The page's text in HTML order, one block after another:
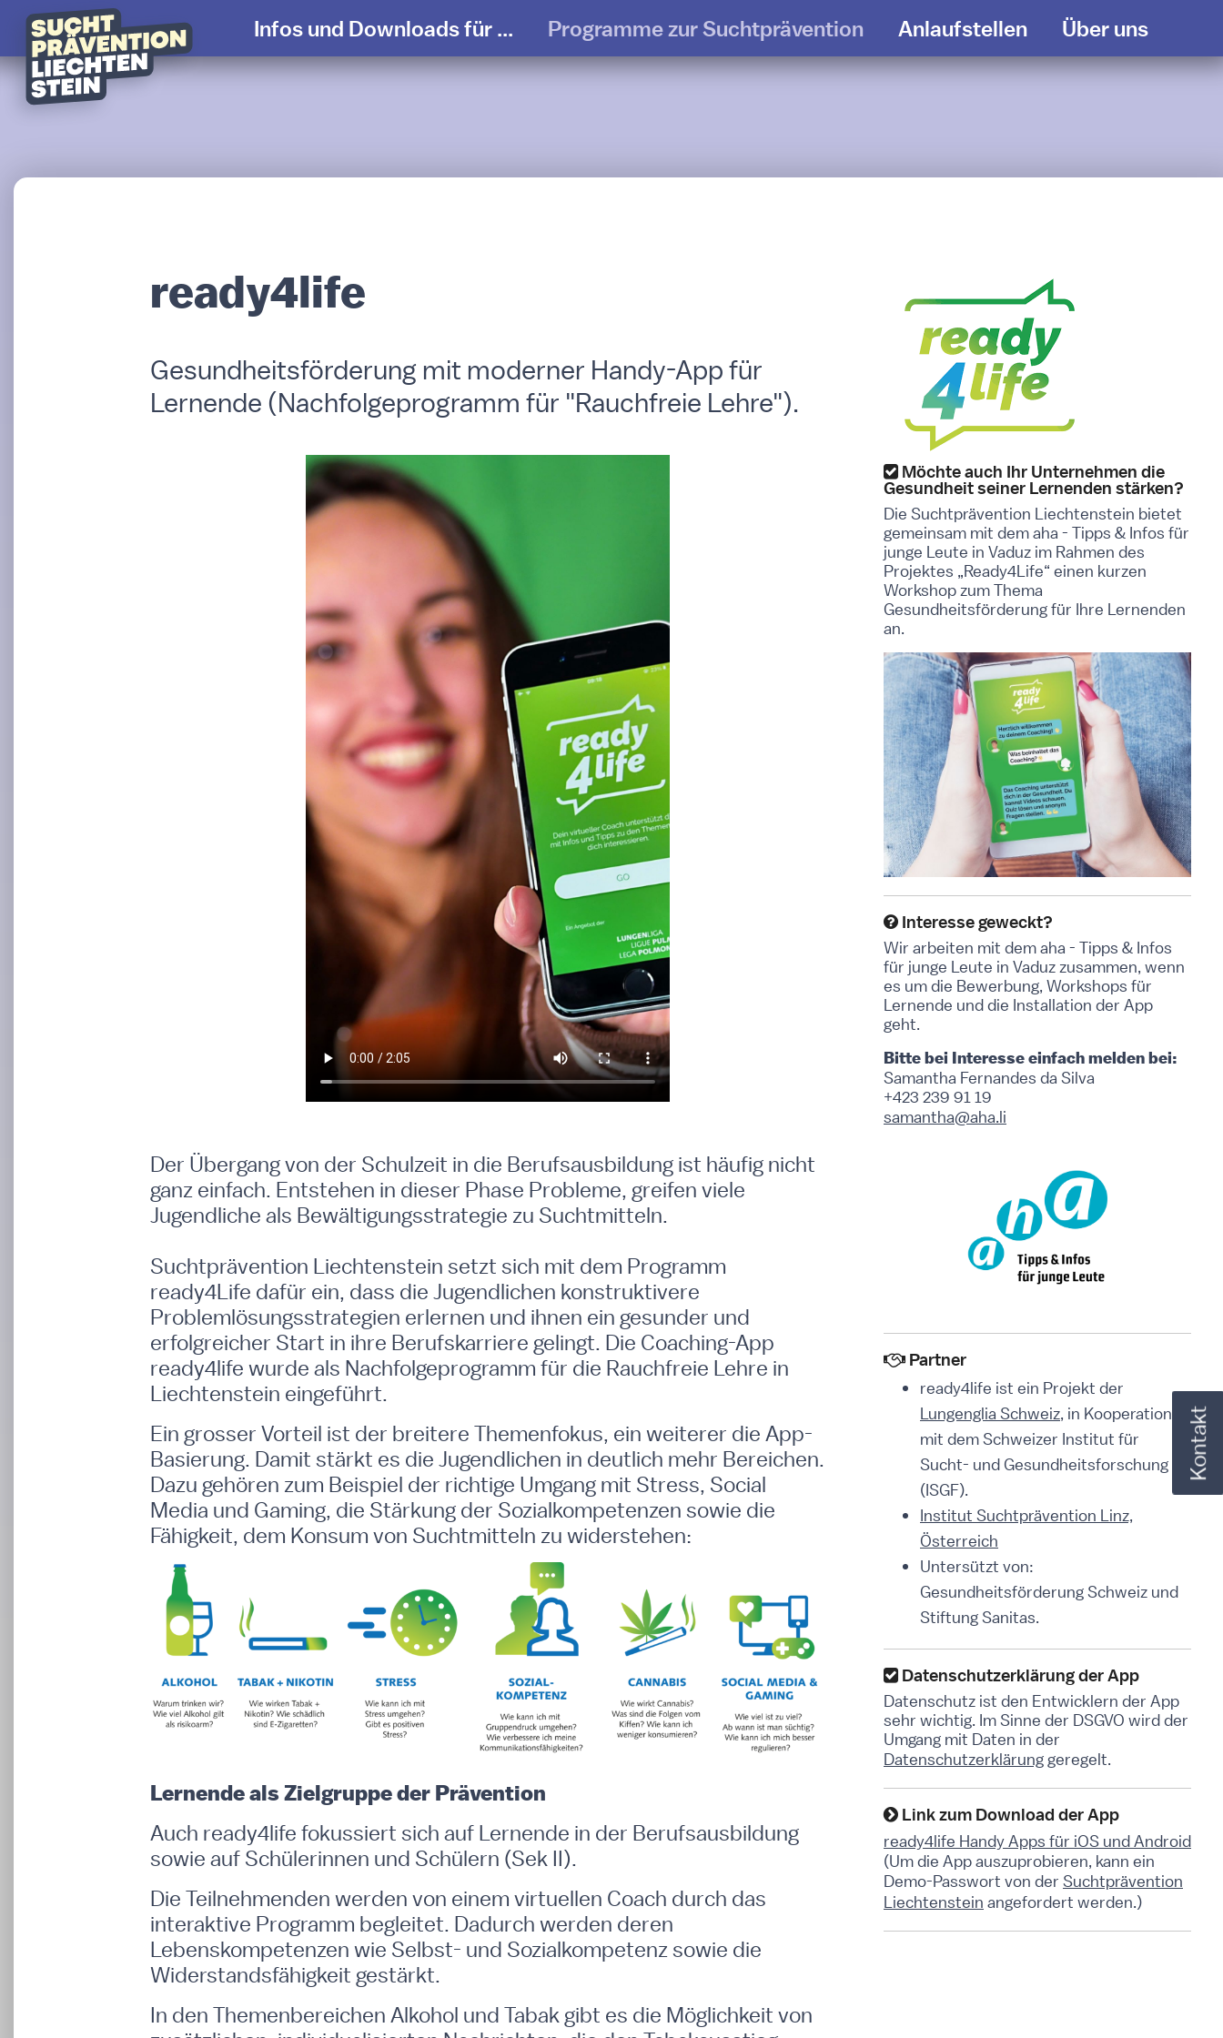
Infos und Downloads für ... Programme zur Suchtprävention Anlaufstellen Über uns
Kontakt
ready4life
Gesundheitsförderung mit moderner Handy-App für
Lernende (Nachfolgeprogramm für "Rauchfreie Lehre").
Der Übergang von der Schulzeit in die Berufsausbildung ist häufig nicht
ganz einfach. Entstehen in dieser Phase Probleme, greifen viele
Jugendliche als Bewältigungsstrategie zu Suchtmitteln.
Suchtprävention Liechtenstein setzt sich mit dem Programm
ready4Life dafür ein, dass die Jugendlichen konstruktivere
Problemlösungsstrategien erlernen und ihnen ein gesunder und
erfolgreicher Start in ihre Berufskarriere gelingt. Die Coaching-App
ready4life wurde als Nachfolgeprogramm für die Rauchfreie Lehre in
Liechtenstein eingeführt.
Ein grosser Vorteil ist der breitere Themenfokus, ein weiterer die App-
Basierung. Damit stärkt es die Jugendlichen in deutlich mehr Bereichen.
Dazu gehören zum Beispiel der richtige Umgang mit Stress, Social
Media und Gaming, die Stärkung der Sozialkompetenzen sowie die
Fähigkeit, dem Konsum von Suchtmitteln zu widerstehen:
Lernende als Zielgruppe der Prävention
Auch ready4life fokussiert sich auf Lernende in der Berufsausbildung
sowie auf Schülerinnen und Schülern (Sek II).
Die Teilnehmenden werden von einem virtuellen Coach durch das
interaktive Programm begleitet. Dadurch werden deren
Lebenskompetenzen wie Selbst- und Sozialkompetenz sowie die
Widerstandsfähigkeit gestärkt.
In den Themenbereichen Alkohol und Tabak gibt es die Möglichkeit von
Möchte auch Ihr Unternehmen die
Gesundheit seiner Lernenden stärken?
Die Suchtprävention Liechtenstein bietet
gemeinsam mit dem aha - Tipps & Infos für
junge Leute in Vaduz im Rahmen des
Projektes „Ready4Life“ einen kurzen
Workshop zum Thema
Gesundheitsförderung für Ihre Lernenden
an.
Interesse geweckt?
Wir arbeiten mit dem aha - Tipps & Infos
für junge Leute in Vaduz zusammen, wenn
es um die Bewerbung, Workshops für
Lernende und die Installation der App
geht.
Bitte bei Interesse einfach melden bei:
Samantha Fernandes da Silva
+423 239 91 19
samantha@aha.li
Partner
ready4life ist ein Projekt der
Lungenglia Schweiz, in Kooperation
mit dem Schweizer Institut für
Sucht- und Gesundheitsforschung
(ISGF).
Institut Suchtprävention Linz,
Österreich
Untersützt von:
Gesundheitsförderung Schweiz und
Stiftung Sanitas.
Datenschutzerklärung der App
Datenschutz ist den Entwicklern der App
sehr wichtig. Im Sinne der DSGVO wird der
Umgang mit Daten in der
Datenschutzerklärunggeregelt.
Link zum Download der App
ready4life Handy Apps für iOS und Android
(Um die App auszuprobieren, kann ein
Demo-Passwort von der Suchtprävention
Liechtenstein angefordert werden.)